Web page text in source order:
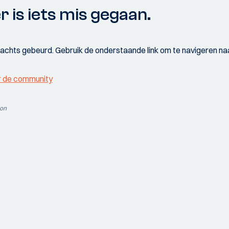
is iets mis gegaan.
gebeurd. Gebruik de onderstaande link om te navigeren
community